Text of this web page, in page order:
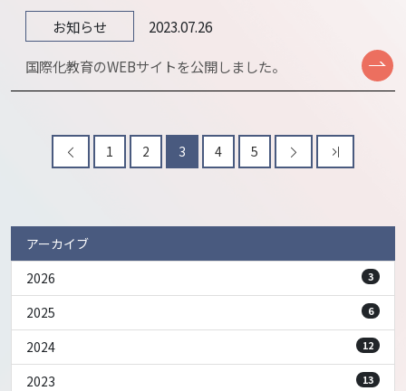
お知らせ
2023.07.26
国際化教育のWEBサイトを公開しました。
1 2 3 4 5
アーカイブ
2026
3
2025 6
2024 12
2023 13